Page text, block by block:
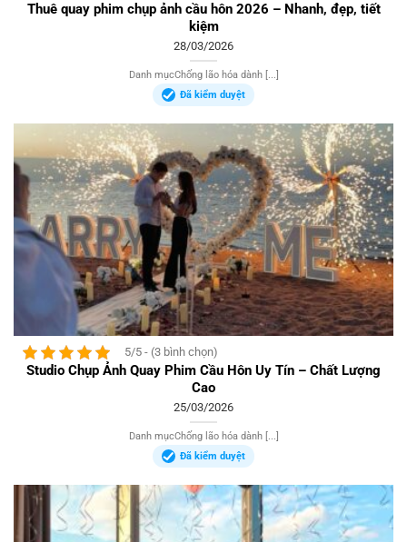
Thuê quay phim chụp ảnh cầu hôn 2026 – Nhanh, đẹp, tiết
kiệm
28/03/2026
Danh mụcChống lão hóa dành [...]
Đã kiểm duyệt
5/5 - (3 bình chọn)
Studio Chụp Ảnh Quay Phim Cầu Hôn Uy Tín – Chất Lượng
Cao
25/03/2026
Danh mụcChống lão hóa dành [...]
Đã kiểm duyệt